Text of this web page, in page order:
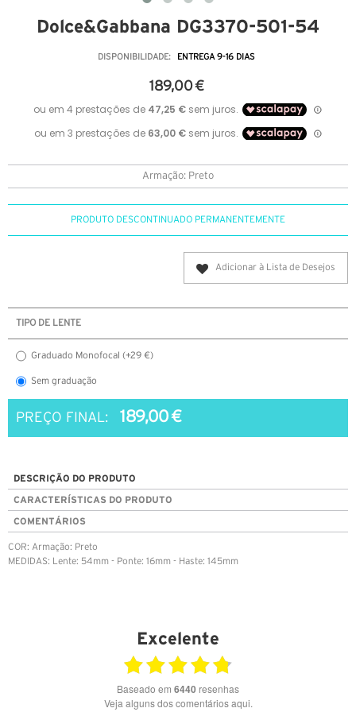
Dolce&Gabbana DG3370-501-54
DISPONIBILIDADE: ENTREGA 9-16 DIAS
189,00 €
Armação: Preto
PRODUTO DESCONTINUADO PERMANENTEMENTE
Adicionar à Lista de Desejos
TIPO DE LENTE
Graduado Monofocal (+29 €)
Sem graduação
PREÇO FINAL: 189,00 €
DESCRIÇÃO DO PRODUTO
CARACTERÍSTICAS DO PRODUTO
COMENTÁRIOS
COR: Armação: Preto
MEDIDAS: Lente: 54mm - Ponte: 16mm - Haste: 145mm
Excelente
Baseado em 6440 resenhas
Veja alguns dos comentários aqui.